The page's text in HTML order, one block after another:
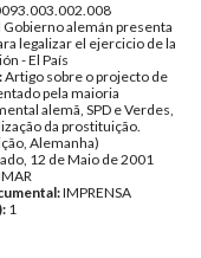
Gobierno alemán presenta
legalizar el ejercicio de la
- El País
Artigo sobre o projecto de
pela maioria
alemã, SPD e Verdes,
da prostituição.
Alemanha)
12 de Maio de 2001
IMPRENSA
1